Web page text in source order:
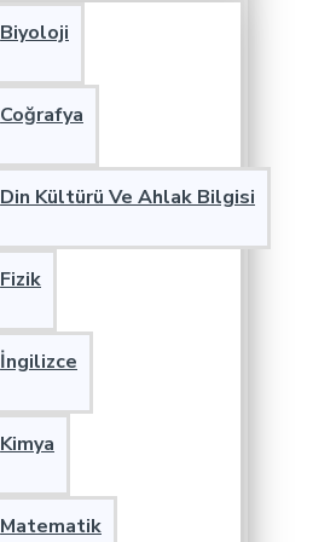
Biyoloji
Coğrafya
Din Kültürü Ve Ahlak Bilgisi
Fizik
İngilizce
Kimya
Matematik